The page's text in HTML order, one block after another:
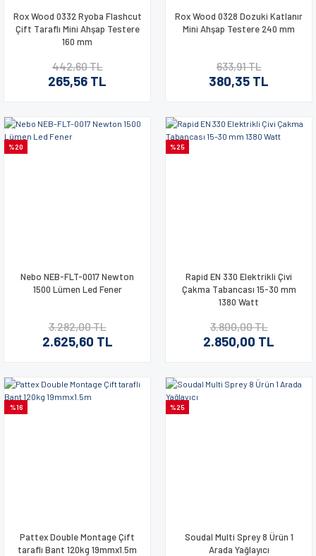
Rox Wood 0332 Ryoba Flashcut
Çift Taraflı Mini Ahşap Testere
160 mm
442,60 TL
265,56 TL
Rox Wood 0328 Dozuki Katlanır
Mini Ahşap Testere 240 mm
633,91 TL
380,35 TL
%20
Nebo NEB-FLT-0017 Newton
1500 Lümen Led Fener
3.282,00 TL
2.625,60 TL
%25
Rapid EN 330 Elektrikli Çivi
Çakma Tabancası 15-30 mm
1380 Watt
3.800,00 TL
2.850,00 TL
%16
Pattex Double Montage Çift
taraflı Bant 120kg 19mmx1.5m
%25
Soudal Multi Sprey 8 Ürün 1
Arada Yağlayıcı